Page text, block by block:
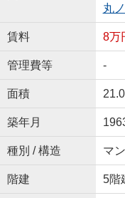
丸
賃料 8万
管理費等 -
面積
築年月
種別 / 構造 マ
階建 5階